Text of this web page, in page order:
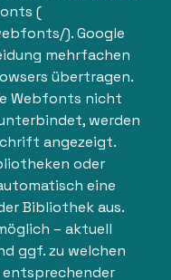
(
). Google
mehrfachen
übertragen.
Webfonts nicht
werden
angezeigt.
oder
eine
Bibliothek aus.
– aktuell
ggf. zu welchen
entsprechender